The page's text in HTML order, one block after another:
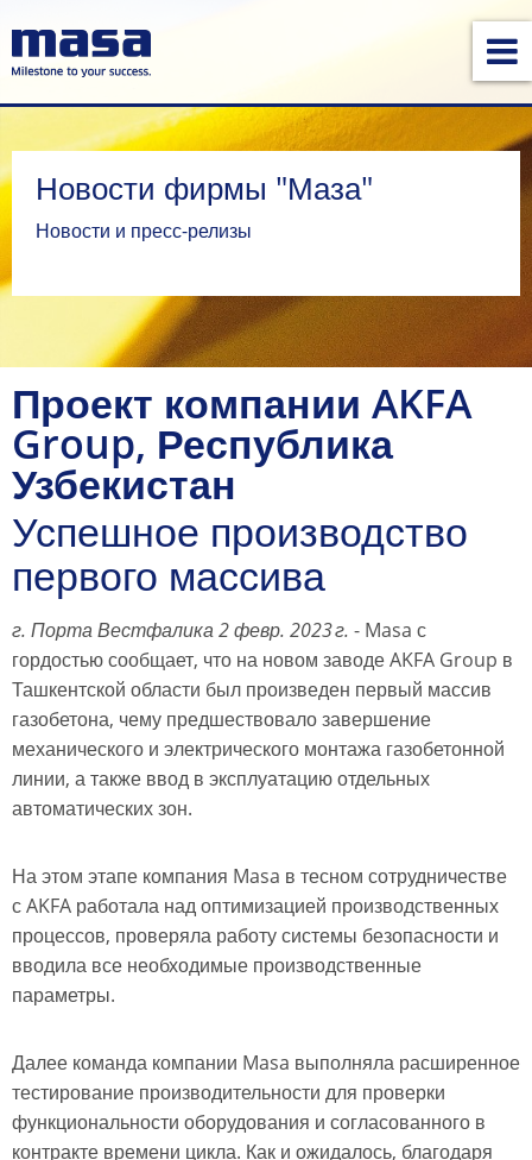
Новости фирмы "Маза"
Новости и пресс-релизы
Проект компании AKFA
Group, Республика
Узбекистан
Успешное производство
первого массива
г. Порта Вестфалика 2 февр. 2023 г. - Masa с
гордостью сообщает, что на новом заводе AKFA Group в
Ташкентской области был произведен первый массив
газобетона, чему предшествовало завершение
механического и электрического монтажа газобетонной
линии, а также ввод в эксплуатацию отдельных
автоматических зон.
На этом этапе компания Masa в тесном сотрудничестве
с AKFA работала над оптимизацией производственных
процессов, проверяла работу системы безопасности и
вводила все необходимые производственные
параметры.
Далее команда компании Masa выполняла расширенное
тестирование производительности для проверки
функциональности оборудования и согласованного в
контракте времени цикла. Как и ожидалось, благодаря